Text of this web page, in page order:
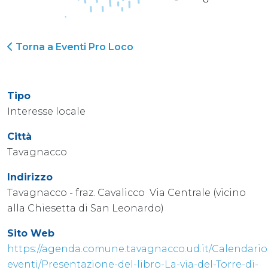
Torna a Eventi Pro Loco
Tipo
Interesse locale
Città
Tavagnacco
Indirizzo
Tavagnacco - fraz. Cavalicco Via Centrale (vicino
alla Chiesetta di San Leonardo)
Sito Web
https://agenda.comune.tavagnacco.ud.it/
eventi/Presentazione-del-libro-La-via-del-Torre-di-